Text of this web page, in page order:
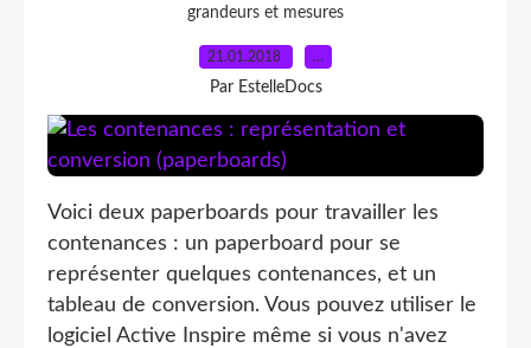
grandeurs et mesures
21.01.2018 …
Par EstelleDocs
Voici deux paperboards pour travailler les
contenances : un paperboard pour se
représenter quelques contenances, et un
tableau de conversion. Vous pouvez utiliser le
logiciel Active Inspire même si vous n'avez